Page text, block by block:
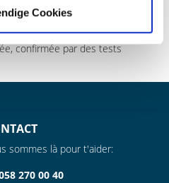
Cookies
de neige et d’eau et, ce qui
et de respirer
confirmée par des tests
sommes là pour t'aider:
270 00 40